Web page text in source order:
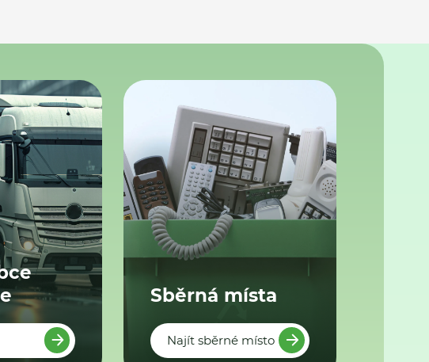
Sběrná místa
Najít sběrné místo